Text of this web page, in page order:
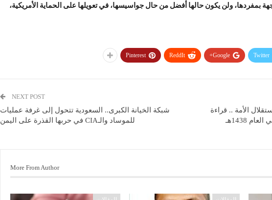
بمفردها، ولن يكون حالها أفضل من حال جواسيسها، في تعويلها على الحماية الأمريكية،
Twitter
Google+
ReddIt
Pinterest
الأمة .. قراءة
1438هـ
NEXT POST
شبكة الخيانة الكبرى.. السعودية تتحول إلى غرفة عمليات
للموساد والـCIA في حربها القذرة على اليمن
More From Author